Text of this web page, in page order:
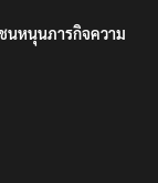
นหนุนภารกิจความ